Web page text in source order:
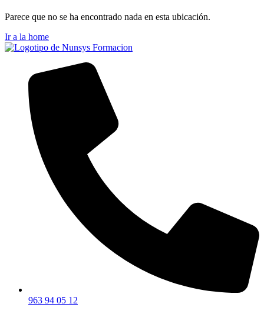
Parece que no se ha encontrado nada en esta ubicación.
Ir a la home
963 94 05 12